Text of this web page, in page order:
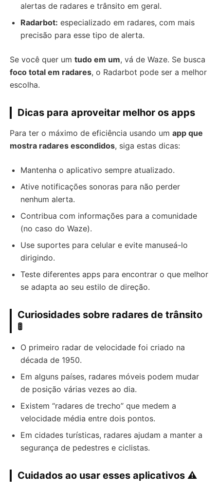
alertas de radares e trânsito em geral.
Radarbot: especializado em radares, com mais
precisão para esse tipo de alerta.
Se você quer um tudo em um, vá de Waze. Se busca
foco total em radares, o Radarbot pode ser a melhor
escolha.
Dicas para aproveitar melhor os apps
Para ter o máximo de eficiência usando um app que
mostra radares escondidos, siga estas dicas:
Mantenha o aplicativo sempre atualizado.
Ative notificações sonoras para não perder
nenhum alerta.
Contribua com informações para a comunidade
(no caso do Waze).
Use suportes para celular e evite manuseá-lo
dirigindo.
Teste diferentes apps para encontrar o que melhor
se adapta ao seu estilo de direção.
Curiosidades sobre radares de trânsito
🚦
O primeiro radar de velocidade foi criado na
década de 1950.
Em alguns países, radares móveis podem mudar
de posição várias vezes ao dia.
Existem “radares de trecho” que medem a
velocidade média entre dois pontos.
Em cidades turísticas, radares ajudam a manter a
segurança de pedestres e ciclistas.
Cuidados ao usar esses aplicativos ⚠️